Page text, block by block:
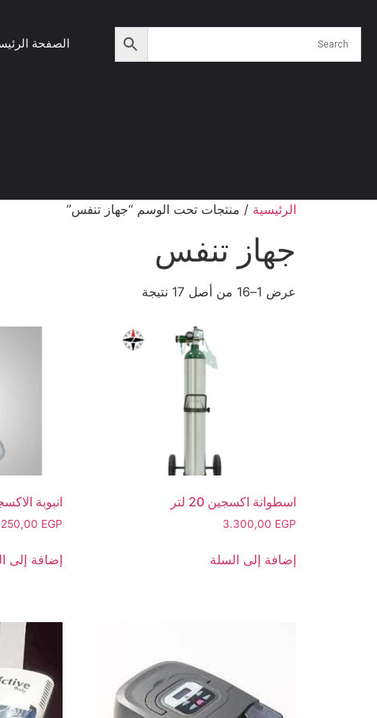
الصفحة
الرئيسية / منتجات تحت الوسم “جهاز تنفس”
جهاز تنفس
عرض 1–16 من أصل 17 نتيجة
اسطوانة اكسجين 20 لتر
3.300,00 EGP
إضافة إلى السلة
انبوبة الاكسجين 8
EGP
إضافة إلى